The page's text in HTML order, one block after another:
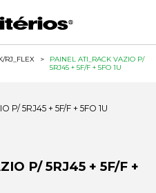
RJ_FLEX >
PAINEL ATI_RACK VAZIO P/
5RJ45 + 5F/F + 5FO 1U
P/ 5RJ45 + 5F/F +